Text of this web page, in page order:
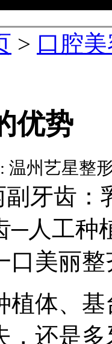
> 口腔
优势
温州艺星整
牙齿：
─人工种
口美丽
植体、
，还是